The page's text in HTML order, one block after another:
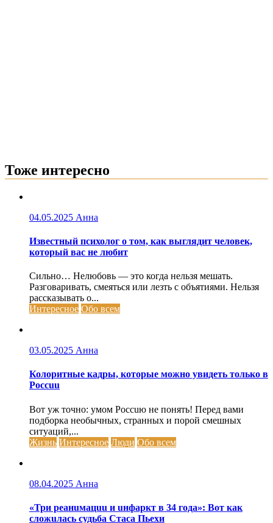
Тоже интересно
04.05.2025 Анна
Известный психолог о том, как выглядит человек,
который вас не любит
Сильно… Нелюбовь — это когда нельзя мешать.
Разговаривать, смеяться или лезть с объятиями. Нельзя
рассказывать о...
Интересное Обо всем
03.05.2025 Анна
Колоритные кадры, которые можно увидеть только в
Россuu
Вот уж точно: умом Россuю не понять! Перед вами
подборка необычных, странных и порой смешных
ситуаций,...
Жизнь Интересное Люди Обо всем
08.04.2025 Анна
«Три реанuмацuu и uнфаркт в 34 года»: Вот как
сложuлась судьба Стаса Пьехи